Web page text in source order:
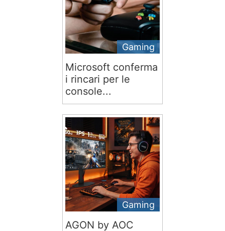
Gaming
Microsoft conferma
i rincari per le
console...
Gaming
AGON by AOC